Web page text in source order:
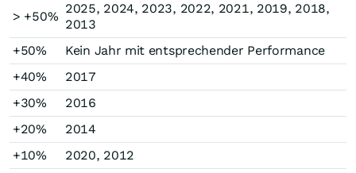
> +50%
2025, 2024, 2023, 2022, 2021, 2019, 2018,
2013
+50%
Kein Jahr mit entsprechender Performance
+40%
2017
+30%
2016
+20%
2014
+10%
2020, 2012